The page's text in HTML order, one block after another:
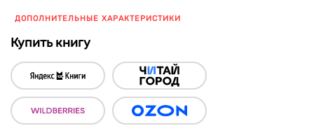
ДОПОЛНИТЕЛЬНЫЕ ХАРАКТЕРИСТИКИ
Купить книгу